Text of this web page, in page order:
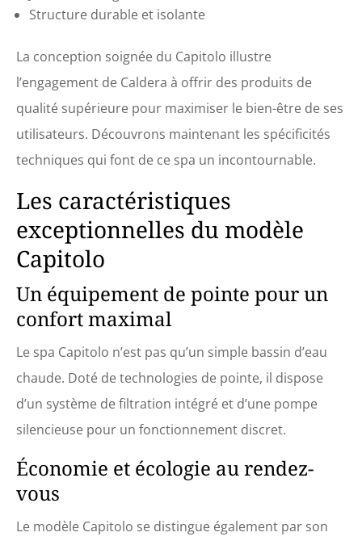
Structure durable et isolante
La conception soignée du Capitolo illustre
l’engagement de Caldera à offrir des produits de
qualité supérieure pour maximiser le bien-être de ses
utilisateurs. Découvrons maintenant les spécificités
techniques qui font de ce spa un incontournable.
Les caractéristiques
exceptionnelles du modèle
Capitolo
Un équipement de pointe pour un
confort maximal
Le spa Capitolo n’est pas qu’un simple bassin d’eau
chaude. Doté de technologies de pointe, il dispose
d’un système de filtration intégré et d’une pompe
silencieuse pour un fonctionnement discret.
Économie et écologie au rendez-
vous
Le modèle Capitolo se distingue également par son